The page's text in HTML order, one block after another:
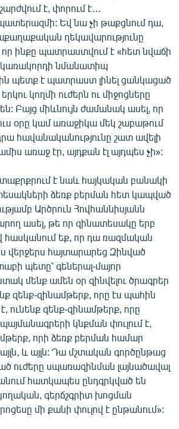
կայքերը
է, փորում է․․․
Եվ նա չի թաքցնում դա,
ղեկավարությունը
որ ինքը պատրաստվում է «հետ նվաճի
նմանատիպ
պետք է պատրաստ լինել ցանկացած
կողմի ուժերն ու միջոցները
Բայց միևնույն ժամանակ ասել, որ
օրը կամ առաջիկա մեկ շաբաթում
հավանականությունը շատ ավելի
առաջ էր, այդքան էլ այդպես չի»:
է նաև հայկական բանակի
ձեռք բերման հետ կապված
Արծրուն Հովհաննիսյանն
ասել, թե որ զինատեսակը երբ
հասկանում եք, որ դա ռազմական
վերջերս հայտարարեց Զինված
պետը՝ գեներալ-մայոր
մենք ամեն օր զինվելու ծրագրեր
զենք-զինամթերք, որը էս պահին
ունենք զենք-զինամթերք, որը
կնքման փուլում է,
որի ձեռք բերման համար
և այլն: Դա մշտական գործընթաց
ուժերը սպառազինման լայնածավալ
հատկապես ընդգրկված են
գերճշգրիտ խոցման
մի քանի փուլով է ընթանում»: